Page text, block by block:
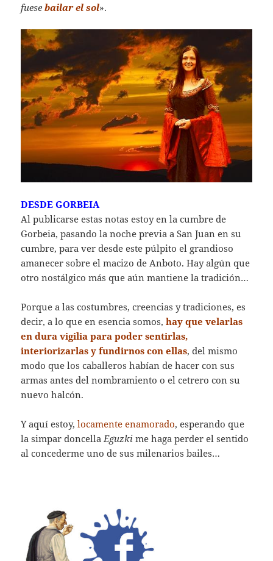
fuesebailar el sol».
DESDE GORBEIA
Al publicarse estas notas estoy en la cumbre de
Gorbeia, pasando la noche previa a San Juan en su
cumbre, para ver desde este púlpito el grandioso
amanecer sobre el macizo de Anboto. Hay algún que
otro nostálgico más que aún mantiene la tradición…
Porque a las costumbres, creencias y tradiciones, es
decir, a lo que en esencia somos,hay que velarlas
en dura vigilia para podersentirlas,
interiorizarlas y fundirnos con ellas, del mismo
modo que los caballeros habían de hacer con sus
armas antes del nombramiento o el cetrero con su
nuevo halcón.
Y aquí estoy,locamente enamorado, esperando que
la simpar doncellaEguzki me haga perder el sentido
al concederme uno de sus milenarios bailes…